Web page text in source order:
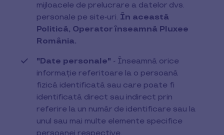
mijloacele de prelucrare a datelor dvs.
personale pe site-uri. În această
Politică, Operator înseamnă Pluxee
România.
"Date personale" - Înseamnă orice
informație referitoare la o persoană
fizică identificată sau care poate fi
identificată direct sau indirect prin
referire la un număr de identificare sau la
unul sau mai multe elemente specifice